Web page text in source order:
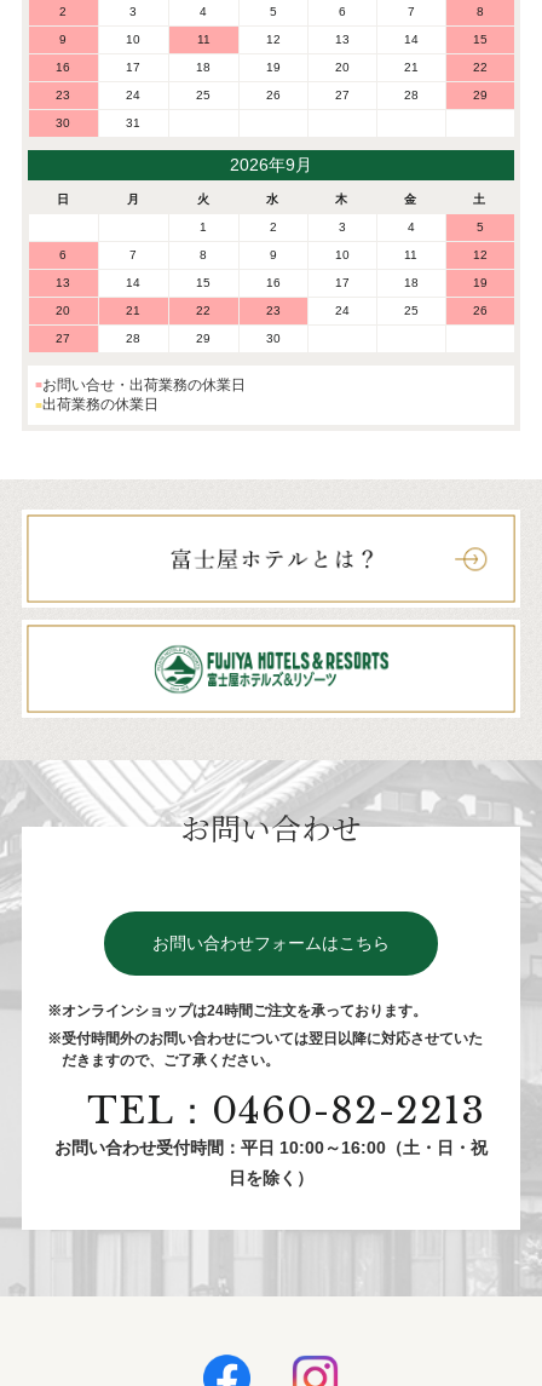
2 3 4 5 6 7 8
9 10 11 12 13 14 15
16 17 18 19 20 21 22
23 24 25 26 27 28 29
30 31
2026年9月
日 月 火 水 木 金 土
1 2 3 4 5
6 7 8 9 10 11 12
13 14 15 16 17 18 19
20 21 22 23 24 25 26
27 28 29 30
お問い合せ・出荷業務の休業日
出荷業務の休業日
お問い合わせ
お問い合わせフォームはこちら
※オンラインショップは24時間ご注⽂を承っております。
※受付時間外のお問い合わせについては翌⽇以降に対応させていた
だきますので、ご了承ください。
TEL：0460-82-2213
お問い合わせ受付時間：平日 10:00～16:00（土・日・祝
日を除く）